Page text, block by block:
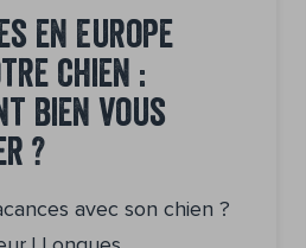
en Europe
chien :
bien vous
?
avec son chien ?